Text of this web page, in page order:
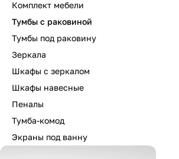
Комплект мебели
Тумбы с раковиной
Тумбы под раковину
Зеркала
Шкафы с зеркалом
Шкафы навесные
Пеналы
Тумба-комод
Экраны под ванну